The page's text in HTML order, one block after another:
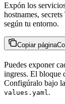
Expón los
hostnames,
según tu entorno.
Copiar página
Puedes exponer
ingress. El bloque
Configúralo bajo
values.yaml .